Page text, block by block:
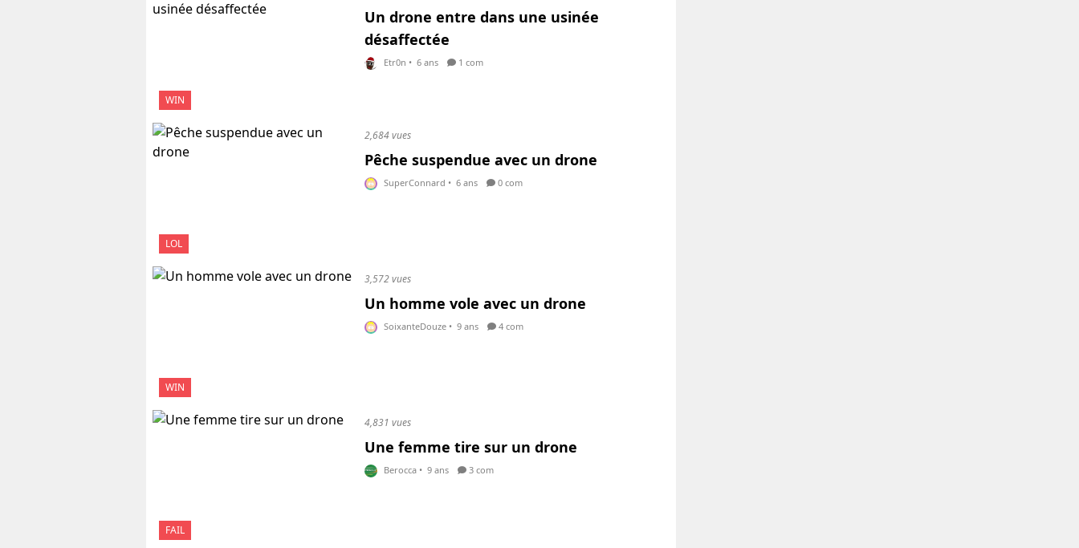
WIN
Un drone entre dans une usinée
désaffectée
Etr0n • 6 ans 1 com
LOL
2,684 vues
Pêche suspendue avec un drone
SuperConnard • 6 ans 0 com
WIN
3,572 vues
Un homme vole avec un drone
SoixanteDouze • 9 ans 4 com
FAIL
4,831 vues
Une femme tire sur un drone
Berocca • 9 ans 3 com